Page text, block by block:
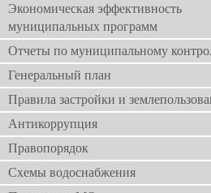
Экономическая эффективность
муниципальных программ
Отчеты по муниципальному
Генеральный план
Правила застройки и
Антикоррупция
Правопорядок
Схемы водоснабжения